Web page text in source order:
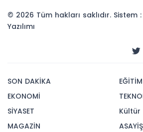
© 2026 Tüm hakları saklıdır. Sistem
Yazılımı
SON DAKİKA
EKONOMİ
SİYASET
MAGAZİN
EĞİTİM
Kültür
ASAYİŞ